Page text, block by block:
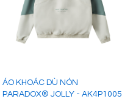
ÁO KHOÁC DÙ NÓN
PARADOX® JOLLY - AK4P1005